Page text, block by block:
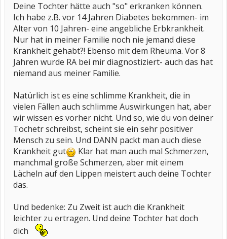
Deine Tochter hätte auch "so" erkranken können.
Ich habe z.B. vor 14 Jahren Diabetes bekommen- im
Alter von 10 Jahren- eine angebliche Erbkrankheit.
Nur hat in meiner Familie noch nie jemand diese
Krankheit gehabt?! Ebenso mit dem Rheuma. Vor 8
Jahren wurde RA bei mir diagnostiziert- auch das hat
niemand aus meiner Familie.
Natürlich ist es eine schlimme Krankheit, die in
vielen Fällen auch schlimme Auswirkungen hat, aber
wir wissen es vorher nicht. Und so, wie du von deiner
Tochetr schreibst, scheint sie ein sehr positiver
Mensch zu sein. Und DANN packt man auch diese
Krankheit gut
Klar hat man auch mal Schmerzen,
manchmal große Schmerzen, aber mit einem
Lächeln auf den Lippen meistert auch deine Tochter
das.
Und bedenke: Zu Zweit ist auch die Krankheit
leichter zu ertragen. Und deine Tochter hat doch
dich